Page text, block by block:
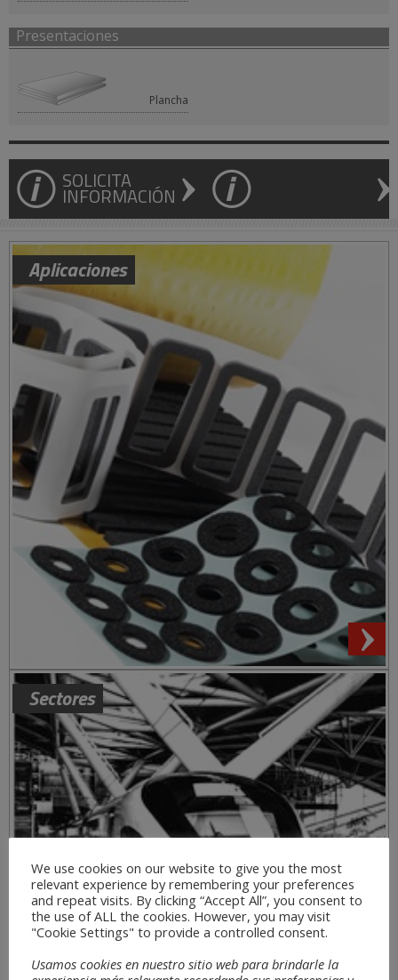
Presentaciones
Plancha
SOLICITA
INFORMACIÓN
Aplicaciones
Sectores
We use cookies on our website to give you the most
relevant experience by remembering your preferences
and repeat visits. By clicking “Accept All”, you consent to
the use of ALL the cookies. However, you may visit
"Cookie Settings" to provide a controlled consent.
Usamos cookies en nuestro sitio web para brindarle la